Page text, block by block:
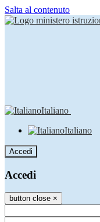
Salta al contenuto
Italiano
Italiano
Accedi
Accedi
button close ×